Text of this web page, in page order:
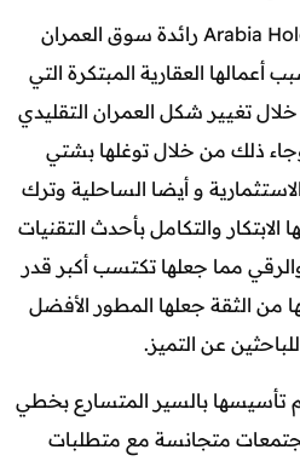
شركة ارابيا هولدنج Arabia Holding رائدة سوق العمران
العقارية المبتكرة التي
تغيير شكل العمران التقليدي
ذلك من خلال توغلها بشتي
و أيضا الساحلية وترك
والتكامل بأحدث التقنيات
والرقي مما جعلها تكتسب أكبر قدر
من الثقة جعلها المطور الأفضل
عن التميز.
تأسيسها بالسير المتسارع بخطي
متجانسة مع متطلبات